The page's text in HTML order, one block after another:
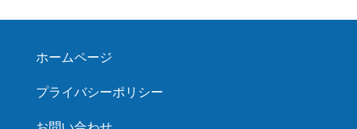
ホームページ
プライバシーポリシー